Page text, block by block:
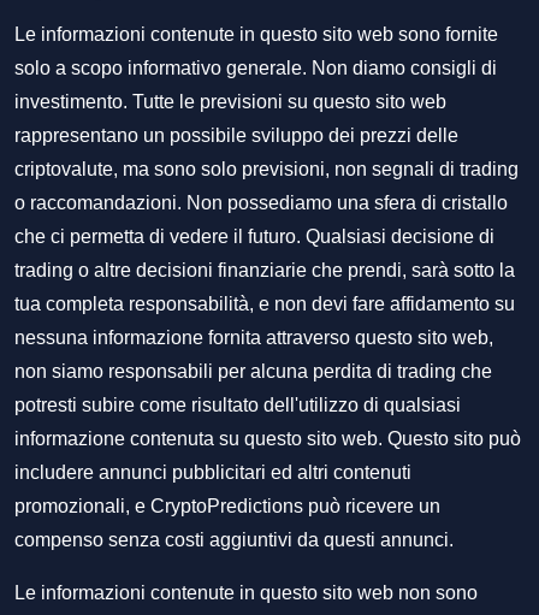
Le informazioni contenute in questo sito web sono fornite
solo a scopo informativo generale. Non diamo consigli di
investimento. Tutte le previsioni su questo sito web
rappresentano un possibile sviluppo dei prezzi delle
criptovalute, ma sono solo previsioni, non segnali di trading
o raccomandazioni. Non possediamo una sfera di cristallo
che ci permetta di vedere il futuro. Qualsiasi decisione di
trading o altre decisioni finanziarie che prendi, sarà sotto la
tua completa responsabilità, e non devi fare affidamento su
nessuna informazione fornita attraverso questo sito web,
non siamo responsabili per alcuna perdita di trading che
potresti subire come risultato dell'utilizzo di qualsiasi
informazione contenuta su questo sito web. Questo sito può
includere annunci pubblicitari ed altri contenuti
promozionali, e CryptoPredictions può ricevere un
compenso senza costi aggiuntivi da questi annunci.
Le informazioni contenute in questo sito web non sono